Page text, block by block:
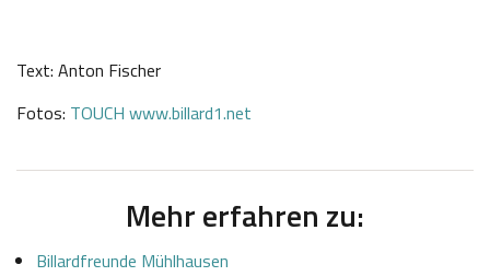
Text: Anton Fischer
Fotos: TOUCH www.billard1.net
Mehr erfahren zu:
Billardfreunde Mühlhausen